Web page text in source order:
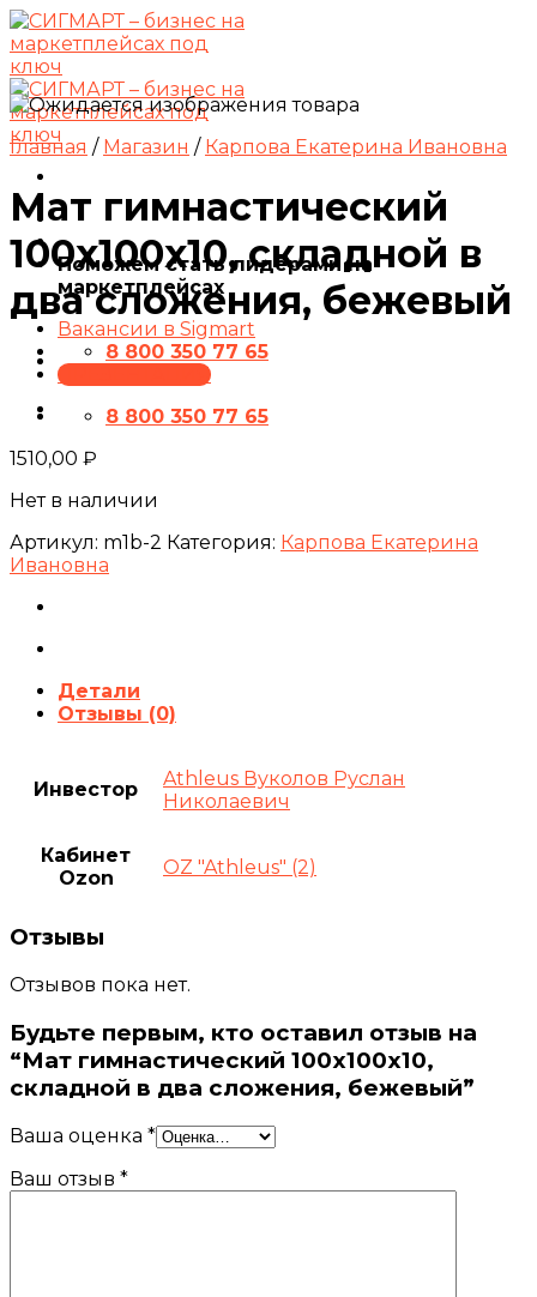
Skip
to
content
Поможем стать лидерами на
маркетплейсах
Вакансии в Sigmart
8 800 350 77 65
ПРЕЗЕНТАЦИЯ
8 800 350 77 65
Главная / Магазин / Карпова Екатерина Ивановна
Мат гимнастический
100х100х10, складной в
два сложения, бежевый
1510,00 ₽
Нет в наличии
Артикул: m1b-2 Категория: Карпова Екатерина
Ивановна
Детали
Отзывы (0)
Инвестор
Athleus Вуколов Руслан
Николаевич
Кабинет
Ozon
OZ "Athleus" (2)
Отзывы
Отзывов пока нет.
Будьте первым, кто оставил отзыв на
“Мат гимнастический 100х100х10,
складной в два сложения, бежевый”
Ваша оценка *
Ваш отзыв *